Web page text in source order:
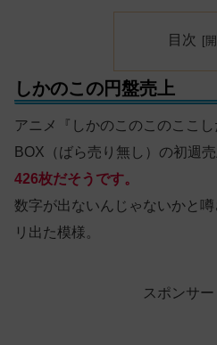
目次
しかのこの円盤売上
アニメ『しかのこのこのここ
BOX（ばら売り無し）の初週
426枚だそうです。
数字が出ないんじゃないかと
リ出た模様。
スポンサー